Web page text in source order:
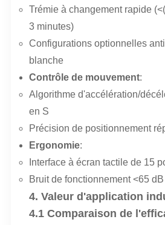
Trémie à changement rapide
3 minutes)
Configurations optionnelles
blanche
Contrôle de mouvement:
Algorithme d'accélération/
en S
Précision de positionnement
Ergonomie:
Interface à écran tactile de 15
Bruit de fonctionnement <65 dB
4. Valeur d'application
4.1 Comparaison de